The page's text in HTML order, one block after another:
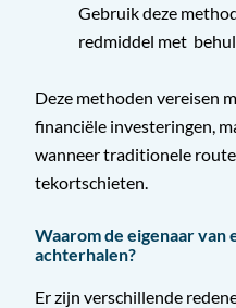
Gebruik deze
redmiddel met
Deze methoden vereisen
financiële investeringen,
wanneer traditionele
tekortschieten.
Waarom de eigenaar van
achterhalen?
Er zijn verschillende